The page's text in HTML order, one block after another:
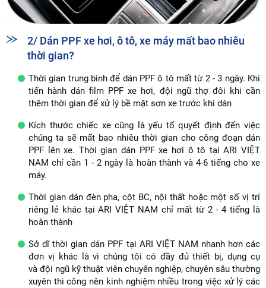
2/ Dán PPF xe hơi, ô tô, xe máy mất bao nhiêu
thời gian?
Thời gian trung bình để dán PPF ô tô mất từ 2 - 3 ngày. Khi
tiến hành dán film PPF xe hơi, đội ngũ thợ đôi khi cần
thêm thời gian để xử lý bề mặt sơn xe trước khi dán
Kích thước chiếc xe cũng là yếu tố quyết định đến việc
chúng ta sẽ mất bao nhiêu thời gian cho công đoạn dán
PPF lên xe. Thời gian dán PPF xe hơi ô tô tại ARI VIỆT
NAM chỉ cần 1 - 2 ngày là hoàn thành và 4-6 tiếng cho xe
máy.
Thời gian dán đèn pha, cột BC, nội thất hoặc một số vị trí
riêng lẻ khác tại ARI VIỆT NAM chỉ mất từ 2 - 4 tiếng là
hoàn thành
Sở dĩ thời gian dán PPF tại ARI VIỆT NAM nhanh hơn các
đơn vị khác là vì chúng tôi có đầy đủ thiết bị, dụng cụ
và đội ngũ kỹ thuật viên chuyên nghiệp, chuyên sâu thường
xuyên thi công nên kinh nghiệm nhiều trong việc xử lý các